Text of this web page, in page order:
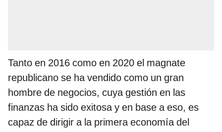
Tanto en 2016 como en 2020 el magnate
republicano se ha vendido como un gran
hombre de negocios, cuya gestión en las
finanzas ha sido exitosa y en base a eso, es
capaz de dirigir a la primera economía del